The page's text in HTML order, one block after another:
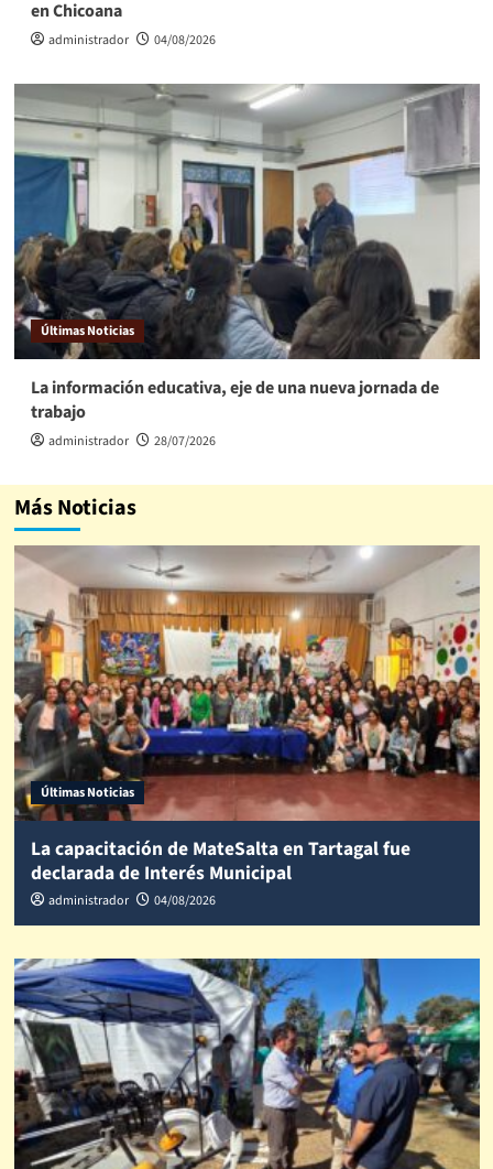
en Chicoana
administrador 04/08/2026
Últimas Noticias
La información educativa, eje de una nueva jornada de
trabajo
administrador 28/07/2026
Más Noticias
Últimas Noticias
La capacitación de MateSalta en Tartagal fue
declarada de Interés Municipal
administrador 04/08/2026